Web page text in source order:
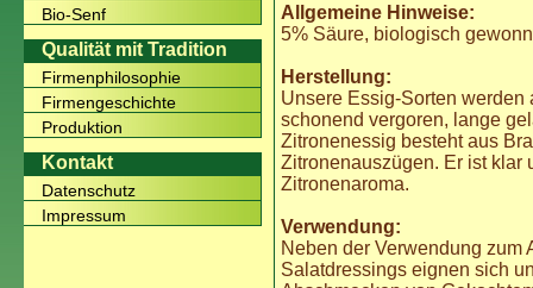
Bio-Senf
Qualität mit Tradition
Firmenphilosophie
Firmengeschichte
Produktion
Kontakt
Datenschutz
Impressum
Allgemeine Hinweise:
5% Säure, biologisch
Herstellung:
Unsere Essig-Sorten
schonend vergoren, lange
Zitronenessig besteht aus
Zitronenauszügen. Er ist klar
Zitronenaroma.
Verwendung:
Neben der Verwendung zum
Salatdressings eignen sich